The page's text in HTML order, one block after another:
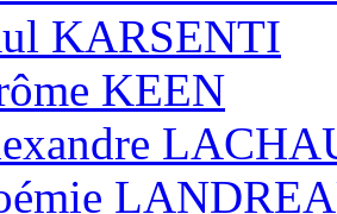
KARSENTI
KEEN